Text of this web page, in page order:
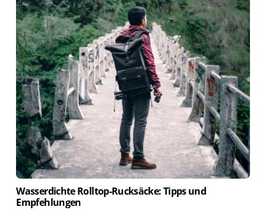
Wasserdichte Rolltop-Rucksäcke: Tipps und
Empfehlungen